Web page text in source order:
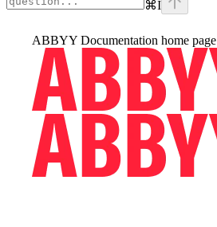
⌘I
ABBYY Documentation home page